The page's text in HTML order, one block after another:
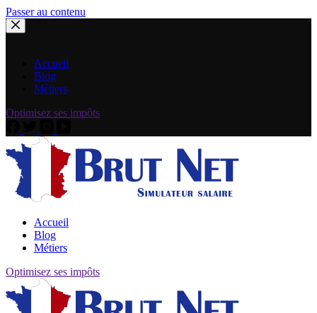
Passer au contenu
Accueil
Blog
Métiers
Optimisez ses impôts
Accueil
Blog
Métiers
Optimisez ses impôts